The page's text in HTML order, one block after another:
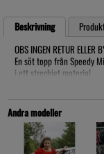
Beskrivning
OBS INGEN RETUR ELLER
En söt topp från Speedy
i ett strechigt material.
Material: 95%
Andra modeller